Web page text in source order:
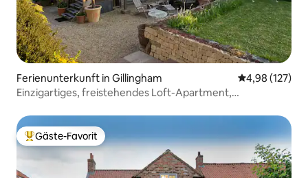
Ferienunterkunft in Gillingham
4,98 (127)
Einzigartiges, freistehendes Loft-Apartment,
Beliebter Gäste-Favorit.
Gäste-Favorit